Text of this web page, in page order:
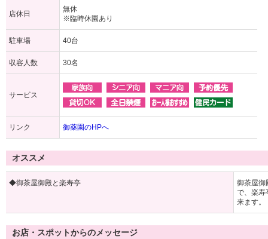
店休日
無休
※臨時休園あり
駐車場 40台
収容人数 30名
サービス
リンク 御薬園のHPへ
オススメ
◆御茶屋御殿と楽寿亭
御茶屋御
で、楽寿
来ます。
お店・スポットからのメッセージ